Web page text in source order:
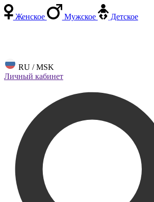
Женское Мужское Детское
RU / MSK
Личный кабинет